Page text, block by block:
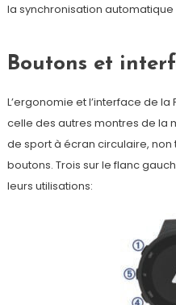
la synchronisation
Boutons et
L’ergonomie et l’interface de
celle des autres montres de la
de sport à écran circulaire,
boutons. Trois sur le flanc
leurs utilisations: